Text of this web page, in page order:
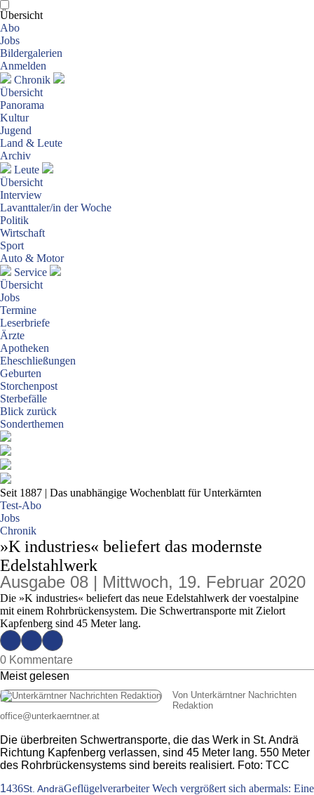
Übersicht
Abo
Jobs
Bildergalerien
Anmelden
Chronik
Übersicht
Panorama
Kultur
Jugend
Land & Leute
Archiv
Leute
Übersicht
Interview
Lavanttaler/in der Woche
Politik
Wirtschaft
Sport
Auto & Motor
Service
Übersicht
Jobs
Termine
Leserbriefe
Ärzte
Apotheken
Eheschließungen
Geburten
Storchenpost
Sterbefälle
Blick zurück
Sonderthemen
Seit 1887 | Das unabhängige Wochenblatt für Unterkärnten
Test-Abo
Jobs
Chronik
»K industries« beliefert das modernste
Edelstahlwerk
Ausgabe 08 | Mittwoch, 19. Februar 2020
Die »K industries« beliefert das neue Edelstahlwerk der voestalpine
mit einem Rohrbrückensystem. Die Schwertransporte mit Zielort
Kapfenberg sind 45 Meter lang.
0 Kommentare
Meist gelesen
Von Unterkärntner Nachrichten
Redaktion
office@unterkaerntner.at
Die überbreiten Schwertransporte, die das Werk in St. Andrä
Richtung Kapfenberg verlassen, sind 45 Meter lang. 550 Meter
des Rohrbrückensystems sind bereits realisiert. Foto: TCC
1436St. AndräGeflügelverarbeiter Wech vergrößert sich abermals: Eine